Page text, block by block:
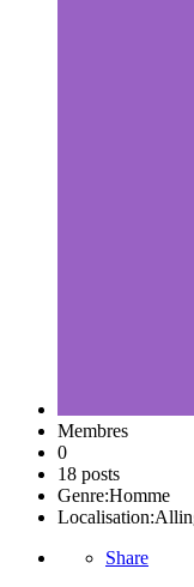
Membres
0
18 posts
Genre:Homme
Localisation:
Share